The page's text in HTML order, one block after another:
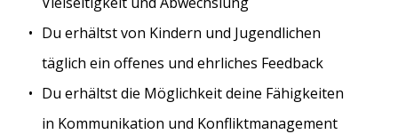
Du erhältst von Kindern und Jugendlichen
täglich ein offenes und ehrliches Feedback
Du erhältst die Möglichkeit deine Fähigkeiten
in Kommunikation und Konfliktmanagement